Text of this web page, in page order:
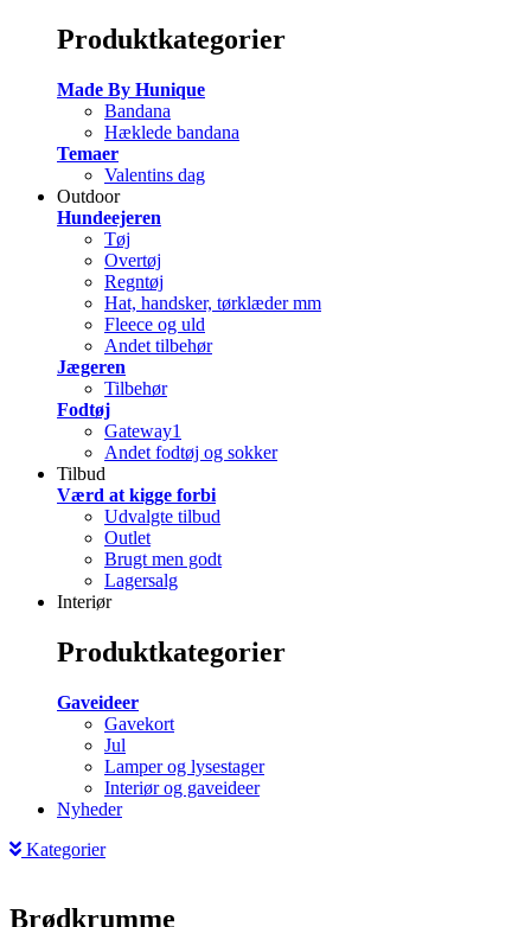
Produktkategorier
Made By Hunique
Bandana
Hæklede bandana
Temaer
Valentins dag
Outdoor
Hundeejeren
Tøj
Overtøj
Regntøj
Hat, handsker, tørklæder mm
Fleece og uld
Andet tilbehør
Jægeren
Tilbehør
Fodtøj
Gateway1
Andet fodtøj og sokker
Tilbud
Værd at kigge forbi
Udvalgte tilbud
Outlet
Brugt men godt
Lagersalg
Interiør
Produktkategorier
Gaveideer
Gavekort
Jul
Lamper og lysestager
Interiør og gaveideer
Nyheder
Kategorier
Brødkrumme